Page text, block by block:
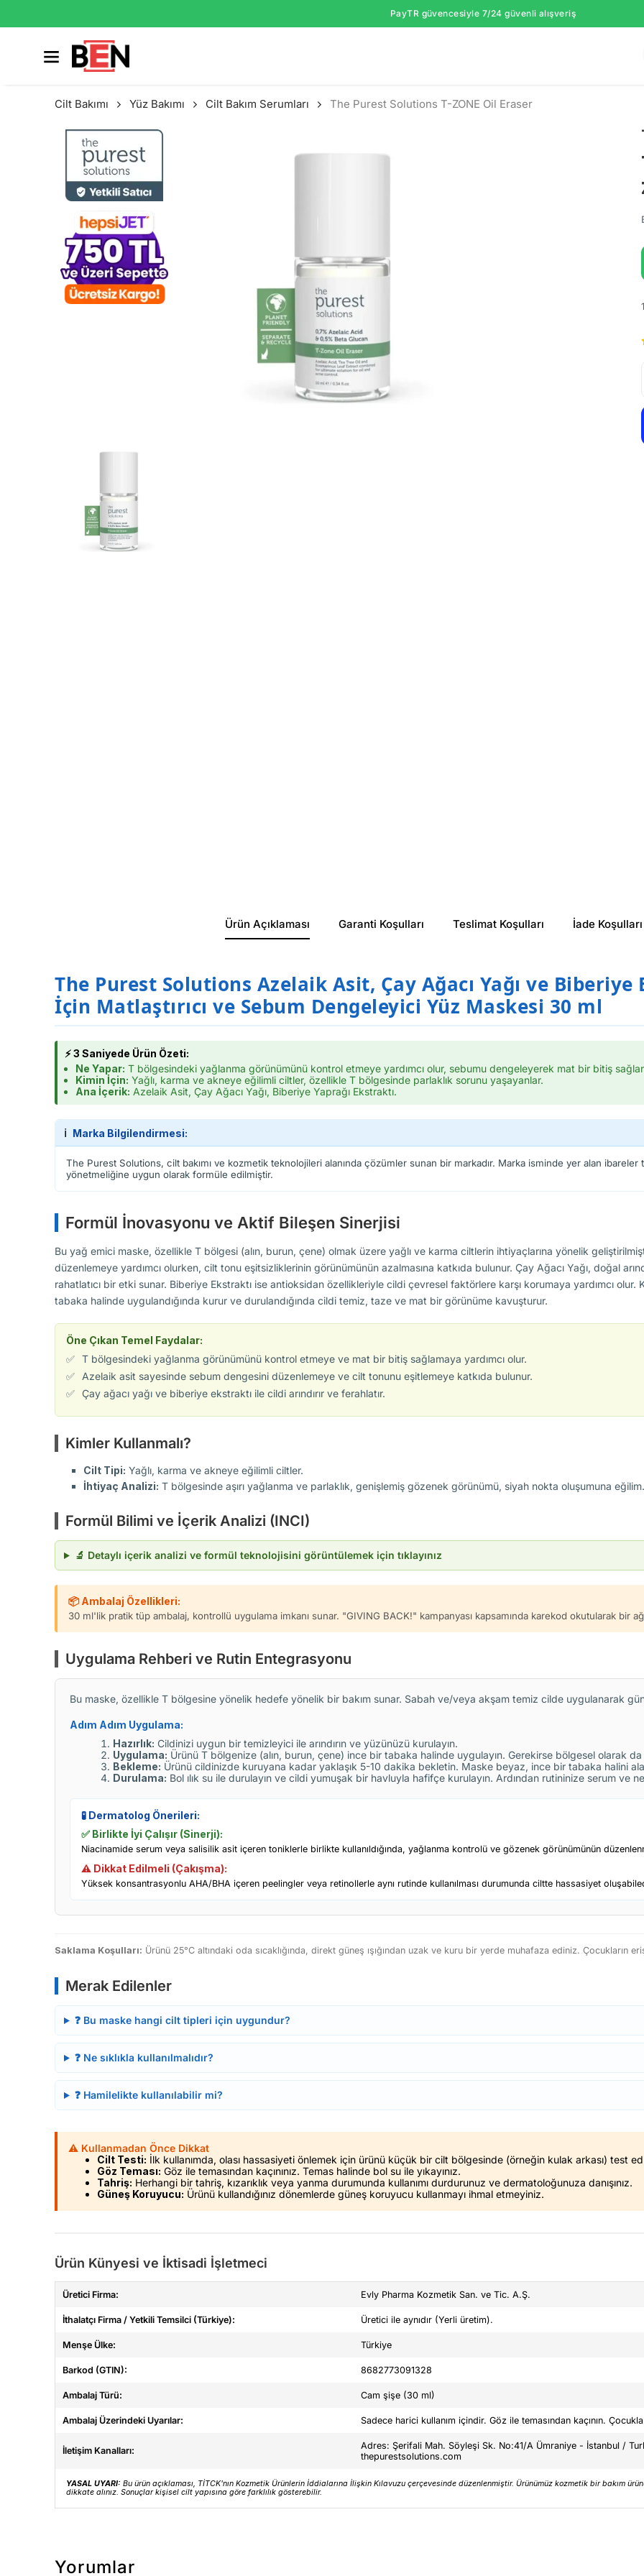
PayTR güvencesiyle 7/24 güvenli alışveriş
Cilt Bakımı Yüz Bakımı Cilt Bakım Serumları The Purest Solutions T-ZONE Oil Eraser
Ürün Açıklaması Garanti Koşulları Teslimat Koşulları İade Koşulları
The Purest Solutions Azelaik Asit, Çay Ağacı Yağı ve
İçin Matlaştırıcı ve Sebum Dengeleyici Yüz Maskesi 30 ml
⚡ 3 Saniyede Ürün Özeti:
Ne Yapar: T bölgesindeki yağlanma görünümünü kontrol etmeye yardımcı olur, sebumu dengeleyerek mat bir bitiş
Kimin İçin: Yağlı, karma ve akneye eğilimli ciltler, özellikle T bölgesinde parlaklık sorunu yaşayanlar.
Ana İçerik: Azelaik Asit, Çay Ağacı Yağı, Biberiye Yaprağı Ekstraktı.
ℹ️ Marka Bilgilendirmesi:
The Purest Solutions, cilt bakımı ve kozmetik teknolojileri alanında çözümler sunan bir markadır. Marka isminde yer alan
yönetmeliğine uygun olarak formüle edilmiştir.
Formül İnovasyonu ve Aktif Bileşen Sinerjisi
Bu yağ emici maske, özellikle T bölgesi (alın, burun, çene) olmak üzere yağlı ve karma ciltlerin ihtiyaçlarına yönelik
düzenlemeye yardımcı olurken, cilt tonu eşitsizliklerinin görünümünün azalmasına katkıda bulunur. Çay Ağacı Yağı, doğal
rahatlatıcı bir etki sunar. Biberiye Ekstraktı ise antioksidan özellikleriyle cildi çevresel faktörlere karşı korumaya yardımcı
tabaka halinde uygulandığında kurur ve durulandığında cildi temiz, taze ve mat bir görünüme kavuşturur.
Öne Çıkan Temel Faydalar:
✅ T bölgesindeki yağlanma görünümünü kontrol etmeye ve mat bir bitiş sağlamaya yardımcı olur.
✅
Azelaik asit sayesinde sebum dengesini düzenlemeye ve cilt tonunu eşitlemeye katkıda bulunur.
✅ Çay ağacı yağı ve biberiye ekstraktı ile cildi arındırır ve ferahlatır.
Kimler Kullanmalı?
Cilt Tipi: Yağlı, karma ve akneye eğilimli ciltler.
İhtiyaç Analizi: T bölgesinde aşırı yağlanma ve parlaklık, genişlemiş gözenek görünümü, siyah nokta oluşumuna eğilim.
Formül Bilimi ve İçerik Analizi (INCI)
🔬 Detaylı içerik analizi ve formül teknolojisini görüntülemek için tıklayınız
📦 Ambalaj Özellikleri:
30 ml'lik pratik tüp ambalaj, kontrollü uygulama imkanı sunar. "GIVING BACK!" kampanyası kapsamında karekod okutularak bir
Uygulama Rehberi ve Rutin Entegrasyonu
Bu maske, özellikle T bölgesine yönelik hedefe yönelik bir bakım sunar. Sabah ve/veya akşam temiz cilde uygulanarak
Adım Adım Uygulama:
Hazırlık: Cildinizi uygun bir temizleyici ile arındırın ve yüzünüzü kurulayın.
Uygulama: Ürünü T bölgenize (alın, burun, çene) ince bir tabaka halinde uygulayın. Gerekirse bölgesel olarak
Bekleme: Ürünü cildinizde kuruyana kadar yaklaşık 5-10 dakika bekletin. Maske beyaz, ince bir tabaka halini
Durulama: Bol ılık su ile durulayın ve cildi yumuşak bir havluyla hafifçe kurulayın. Ardından rutininize serum ve
🧪 Dermatolog Önerileri:
✅ Birlikte İyi Çalışır (Sinerji):
Niacinamide serum veya salisilik asit içeren toniklerle birlikte kullanıldığında, yağlanma kontrolü ve gözenek görünümünün
⚠️ Dikkat Edilmeli (Çakışma):
Yüksek konsantrasyonlu AHA/BHA içeren peelingler veya retinollerle aynı rutinde kullanılması durumunda ciltte hassasiyet
Saklama Koşulları: Ürünü 25°C altındaki oda sıcaklığında, direkt güneş ışığından uzak ve kuru bir yerde muhafaza ediniz. Çocukların
Merak Edilenler
❓ Bu maske hangi cilt tipleri için uygundur?
❓ Ne sıklıkla kullanılmalıdır?
❓ Hamilelikte kullanılabilir mi?
⚠️ Kullanmadan Önce Dikkat
Cilt Testi: İlk kullanımda, olası hassasiyeti önlemek için ürünü küçük bir cilt bölgesinde (örneğin kulak arkası) test
Göz Teması: Göz ile temasından kaçınınız. Temas halinde bol su ile yıkayınız.
Tahriş: Herhangi bir tahriş, kızarıklık veya yanma durumunda kullanımı durdurunuz ve dermatoloğunuza danışınız.
Güneş Koruyucu: Ürünü kullandığınız dönemlerde güneş koruyucu kullanmayı ihmal etmeyiniz.
Ürün Künyesi ve İktisadi İşletmeci
Üretici Firma: Evly Pharma Kozmetik San. ve Tic. A.Ş.
İthalatçı Firma / Yetkili Temsilci (Türkiye): Üretici ile aynıdır (Yerli üretim).
Menşe Ülke: Türkiye
Barkod (GTIN): 8682773091328
Ambalaj Türü: Cam şişe (30 ml)
Ambalaj Üzerindeki Uyarılar: Sadece harici kullanım içindir. Göz ile temasından kaçının.
İletişim Kanalları:
Adres: Şerifali Mah. Söyleşi Sk. No:41/A Ümraniye - İstanbul /
thepurestsolutions.com
YASAL UYARI: Bu ürün açıklaması, TİTCK'nın Kozmetik Ürünlerin İddialarına İlişkin Kılavuzu çerçevesinde düzenlenmiştir. Ürünümüz kozmetik bir bakım
dikkate alınız. Sonuçlar kişisel cilt yapısına göre farklılık gösterebilir.
Yorumlar